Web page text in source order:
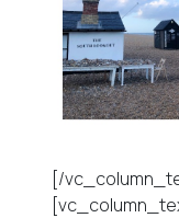
[/